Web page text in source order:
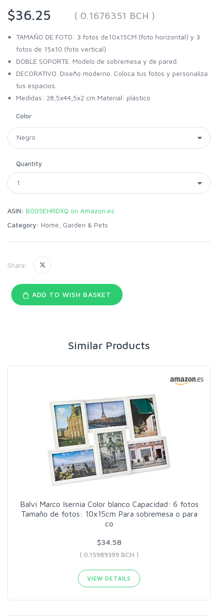
$36.25
( 0.1676351 BCH )
TAMAÑO DE FOTO: 3 fotos de10x15CM (foto horizontal) y 3
fotos de 15x10 (foto vertical)
DOBLE SOPORTE. Modelo de sobremesa y de pared.
DECORATIVO. Diseño moderno. Coloca tus fotos y personaliza
tus espacios.
Medidas: 28,5x44,5x2 cm Material: plástico
Color
Quantity
ASIN: B005EHRDXQ on Amazon.es
Category: Home, Garden & Pets
Share:
ADD TO WISH BASKET
Similar Products
Balvi Marco Isernia Color blanco Capacidad: 6 fotos
Tamaño de fotos: 10x15cm Para sobremesa o para
co
$34.58
( 0.15989399 BCH )
VIEW DETAILS